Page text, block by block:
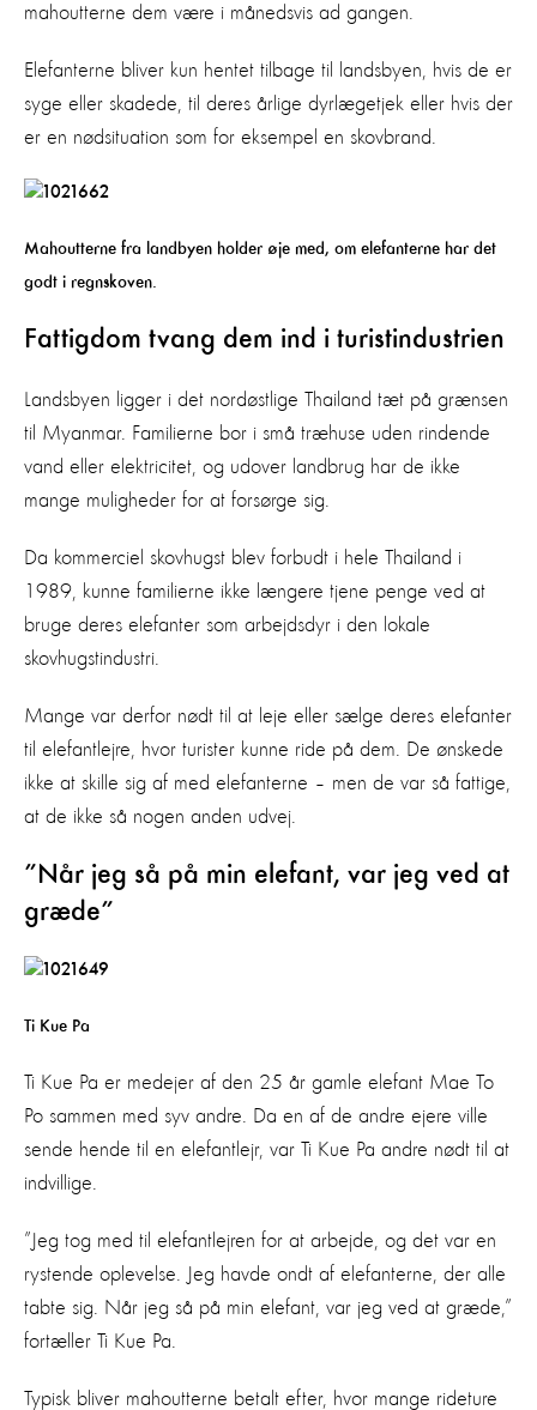
mahoutterne dem være i månedsvis ad gangen.
Elefanterne bliver kun hentet tilbage til landsbyen, hvis de er
syge eller skadede, til deres årlige dyrlægetjek eller hvis der
er en nødsituation som for eksempel en skovbrand.
Mahoutterne fra landbyen holder øje med, om elefanterne har det
godt i regnskoven.
Fattigdom tvang dem ind i turistindustrien
Landsbyen ligger i det nordøstlige Thailand tæt på grænsen
til Myanmar. Familierne bor i små træhuse uden rindende
vand eller elektricitet, og udover landbrug har de ikke
mange muligheder for at forsørge sig.
Da kommerciel skovhugst blev forbudt i hele Thailand i
1989, kunne familierne ikke længere tjene penge ved at
bruge deres elefanter som arbejdsdyr i den lokale
skovhugstindustri.
Mange var derfor nødt til at leje eller sælge deres elefanter
til elefantlejre, hvor turister kunne ride på dem. De ønskede
ikke at skille sig af med elefanterne – men de var så fattige,
at de ikke så nogen anden udvej.
”Når jeg så på min elefant, var jeg ved at
græde”
Ti Kue Pa
Ti Kue Pa er medejer af den 25 år gamle elefant Mae To
Po sammen med syv andre. Da en af de andre ejere ville
sende hende til en elefantlejr, var Ti Kue Pa andre nødt til at
indvillige.
”Jeg tog med til elefantlejren for at arbejde, og det var en
rystende oplevelse. Jeg havde ondt af elefanterne, der alle
tabte sig. Når jeg så på min elefant, var jeg ved at græde,”
fortæller Ti Kue Pa.
Typisk bliver mahoutterne betalt efter, hvor mange rideture